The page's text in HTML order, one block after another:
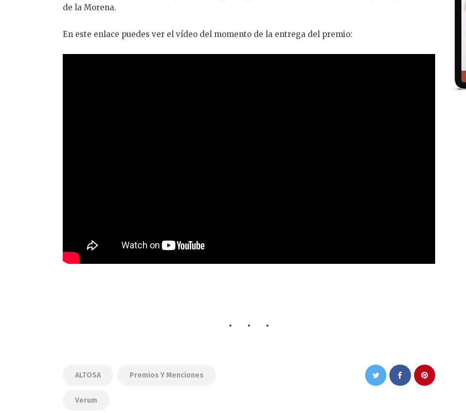
de la Morena.
En este enlace puedes ver el vídeo del momento de la entrega del premio:
ALTOSA Premios Y Menciones
Verum